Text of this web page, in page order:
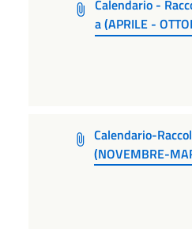
Calendario -
a (APRILE -
Calendario-
(NOVEMBRE-